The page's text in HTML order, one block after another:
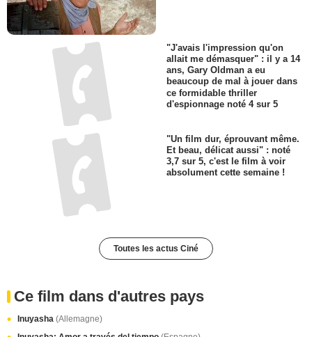
"J'avais l'impression qu'on
allait me démasquer" : il y a 14
ans, Gary Oldman a eu
beaucoup de mal à jouer dans
ce formidable thriller
d'espionnage noté 4 sur 5
"Un film dur, éprouvant même.
Et beau, délicat aussi" : noté
3,7 sur 5, c'est le film à voir
absolument cette semaine !
Toutes les actus Ciné
Ce film dans d'autres pays
Inuyasha (Allemagne)